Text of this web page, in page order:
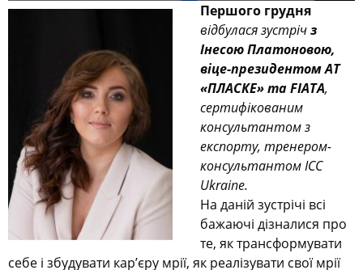
Першого грудня
відбулася зустрічз
Інесою Платоновою,
віце-президентом АТ
«ПЛАСКЕ» та FIATA,
сертифікованим
консультантом з
експорту, тренером-
консультантом ICC
Ukraine.
На даній зустрічі всі
бажаючі дізналися про
те, як трансформувати
себе і збудувати кар’єру мрії, як реалізувати свої мрії